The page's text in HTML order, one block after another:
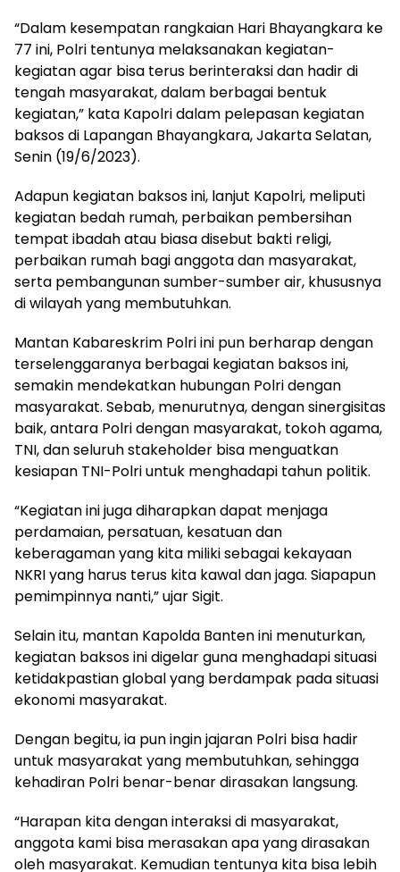
“Dalam kesempatan rangkaian Hari Bhayangkara ke
77 ini, Polri tentunya melaksanakan kegiatan-
kegiatan agar bisa terus berinteraksi dan hadir di
tengah masyarakat, dalam berbagai bentuk
kegiatan,” kata Kapolri dalam pelepasan kegiatan
baksos di Lapangan Bhayangkara, Jakarta Selatan,
Senin (19/6/2023).
Adapun kegiatan baksos ini, lanjut Kapolri, meliputi
kegiatan bedah rumah, perbaikan pembersihan
tempat ibadah atau biasa disebut bakti religi,
perbaikan rumah bagi anggota dan masyarakat,
serta pembangunan sumber-sumber air, khususnya
di wilayah yang membutuhkan.
Mantan Kabareskrim Polri ini pun berharap dengan
terselenggaranya berbagai kegiatan baksos ini,
semakin mendekatkan hubungan Polri dengan
masyarakat. Sebab, menurutnya, dengan sinergisitas
baik, antara Polri dengan masyarakat, tokoh agama,
TNI, dan seluruh stakeholder bisa menguatkan
kesiapan TNI-Polri untuk menghadapi tahun politik.
“Kegiatan ini juga diharapkan dapat menjaga
perdamaian, persatuan, kesatuan dan
keberagaman yang kita miliki sebagai kekayaan
NKRI yang harus terus kita kawal dan jaga. Siapapun
pemimpinnya nanti,” ujar Sigit.
Selain itu, mantan Kapolda Banten ini menuturkan,
kegiatan baksos ini digelar guna menghadapi situasi
ketidakpastian global yang berdampak pada situasi
ekonomi masyarakat.
Dengan begitu, ia pun ingin jajaran Polri bisa hadir
untuk masyarakat yang membutuhkan, sehingga
kehadiran Polri benar-benar dirasakan langsung.
“Harapan kita dengan interaksi di masyarakat,
anggota kami bisa merasakan apa yang dirasakan
oleh masyarakat. Kemudian tentunya kita bisa lebih